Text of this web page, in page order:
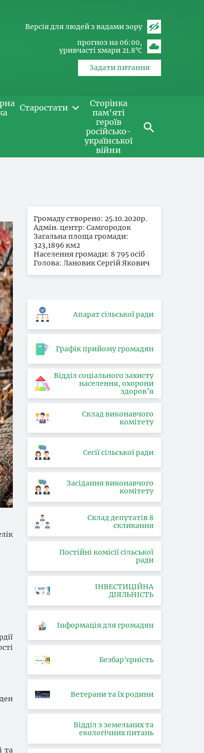
Версія для людей з вадами зору
прогноз на 06:00
уривчасті хмари 21.8℃
Задати питання
Старостати
Сторінка
пам'яті
героїв
російсько-
української
війни
та
Громаду створено: 25.10.2020р.
Адмін. центр: Самгородок
Загальна площа громади:
323,1896 км2
Населення громади: 8 795 осіб
Голова: Лановик Сергій Якович
Апарат сільської ради
Графік прийому громадян
Відділ соціального захисту
населення, охорони
здоров’я
Склад виконавчого
комітету
Сесії сільської ради
Засідання виконавчого
комітету
Склад депутатів 8
скликання
Постійні комісії сільської
ради
ІНВЕСТИЦІЙНА
ДІЯЛЬНІСТЬ
Інформація для громадян
Безбар'єрність
Ветерани та їх родини
Відділ з земельних та
екологічних питань